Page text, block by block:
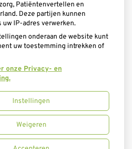
Online |
onze
Cookie-instellingen
Patiëntenvertellen en
Deze partijen kunnen
uw IP-adres verwerken.
onderaan de website kunt
uw toestemming intrekken of
onze Privacy- en
Instellingen
Weigeren